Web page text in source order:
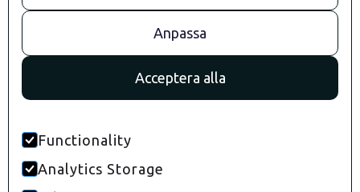
111 51 Stockholm
Göteborg
S:t Johannesgatan 2
Anpassa
Acceptera alla
Functionality
Analytics Storage